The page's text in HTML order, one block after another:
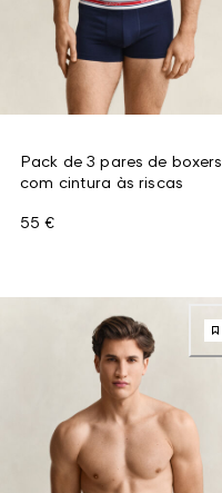
Pack de 3 pares de boxers
com cintura às riscas
55 €